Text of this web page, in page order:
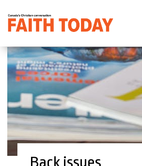
Back issues